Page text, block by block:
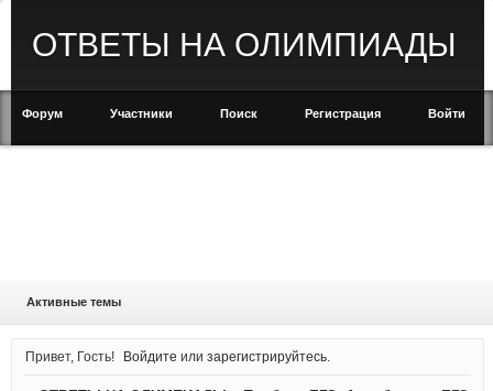
ОТВЕТЫ НА ОЛИМПИАДЫ
Форум Участники Поиск Регистрация Войти
Активные темы
Привет, Гость! Войдите илизарегистрируйтесь